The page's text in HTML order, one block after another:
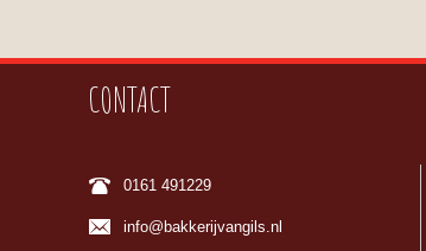
CONTACT
0161 491229
info@bakkerijvangils.nl